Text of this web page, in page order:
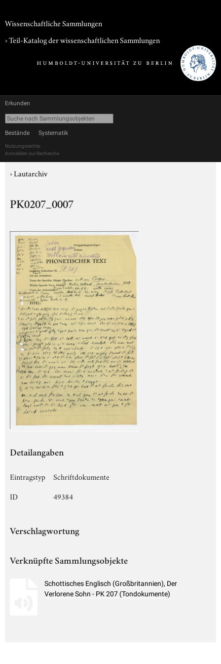
Wissenschaftliche Sammlungen
› Teil-Katalog der wissenschaftlichen Sammlungen
Erkunden
Bestände Systematik
Nutzungsrechte
Anmelden zur Recherche
›Lautarchiv
PK0207_0007
Detailangaben
Eintragstyp
Schriftdokumente
ID
49384
Verschlagwortung
Verknüpfte Sammlungsobjekte
Schottisches Englisch (Großbritannien), Der
Verlorene Sohn - PK 207 (Tondokumente)